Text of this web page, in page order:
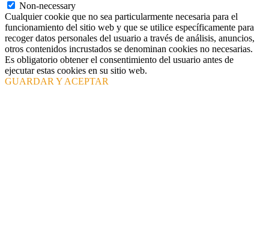
Non-necessary
Cualquier cookie que no sea particularmente necesaria para el
funcionamiento del sitio web y que se utilice específicamente para
recoger datos personales del usuario a través de análisis, anuncios,
otros contenidos incrustados se denominan cookies no necesarias.
Es obligatorio obtener el consentimiento del usuario antes de
ejecutar estas cookies en su sitio web.
GUARDAR Y ACEPTAR